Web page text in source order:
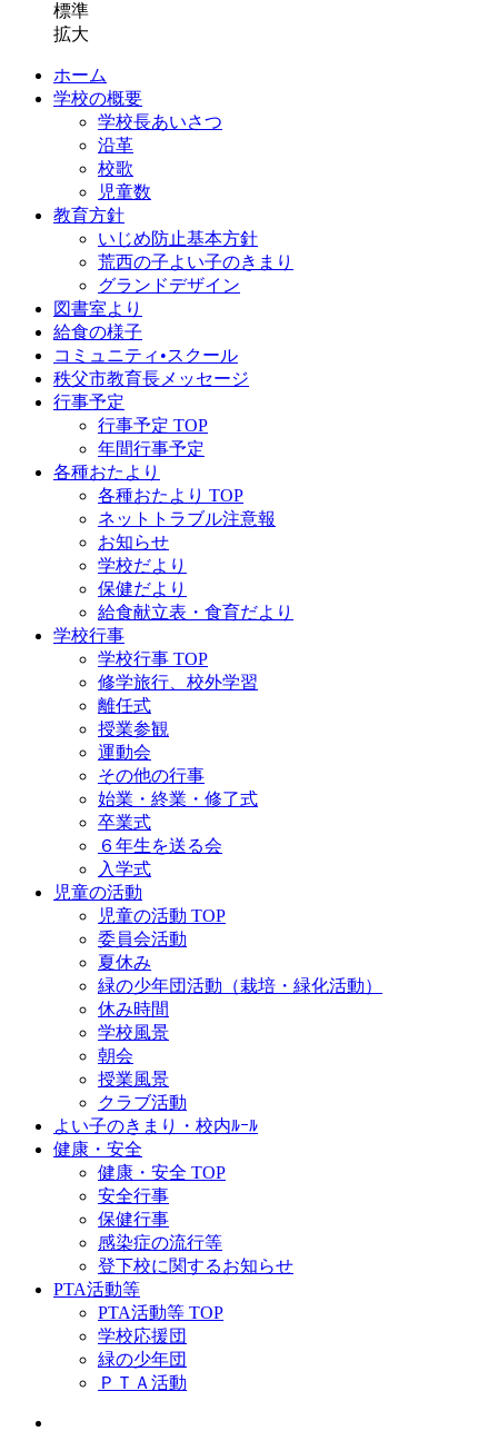
標準
拡大
ホーム
学校の概要
学校長あいさつ
沿革
校歌
児童数
教育方針
いじめ防止基本方針
荒西の子よい子のきまり
グランドデザイン
図書室より
給食の様子
コミュニティ•スクール
秩父市教育長メッセージ
行事予定
行事予定 TOP
年間行事予定
各種おたより
各種おたより TOP
ネットトラブル注意報
お知らせ
学校だより
保健だより
給食献立表・食育だより
学校行事
学校行事 TOP
修学旅行、校外学習
離任式
授業参観
運動会
その他の行事
始業・終業・修了式
卒業式
６年生を送る会
入学式
児童の活動
児童の活動 TOP
委員会活動
夏休み
緑の少年団活動（栽培・緑化活動）
休み時間
学校風景
朝会
授業風景
クラブ活動
よい子のきまり・校内ﾙｰﾙ
健康・安全
健康・安全 TOP
安全行事
保健行事
感染症の流行等
登下校に関するお知らせ
PTA活動等
PTA活動等 TOP
学校応援団
緑の少年団
ＰＴＡ活動